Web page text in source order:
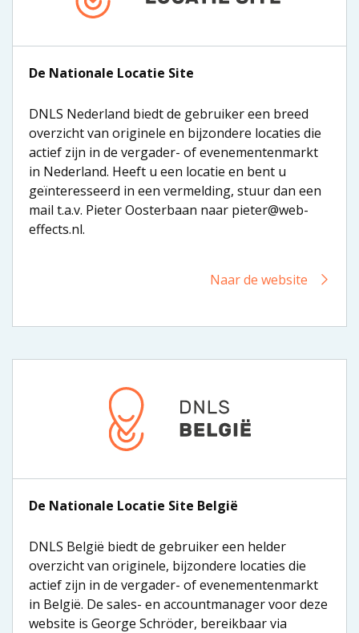
De Nationale Locatie Site
DNLS Nederland biedt de gebruiker een breed
overzicht van originele en bijzondere locaties die
actief zijn in de vergader- of evenementenmarkt
in Nederland. Heeft u een locatie en bent u
geïnteresseerd in een vermelding, stuur dan een
mail t.a.v. Pieter Oosterbaan naar pieter@web-
effects.nl.
Naar de website
De Nationale Locatie Site België
DNLS België biedt de gebruiker een helder
overzicht van originele, bijzondere locaties die
actief zijn in de vergader- of evenementenmarkt
in België. De sales- en accountmanager voor deze
website is George Schröder, bereikbaar via